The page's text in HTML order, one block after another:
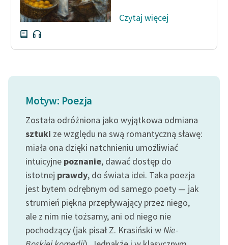
Czytaj więcej
Motyw: Poezja
Została odróżniona jako wyjątkowa odmiana
sztuki ze względu na swą romantyczną sławę:
miała ona dzięki natchnieniu umożliwiać
intuicyjne poznanie, dawać dostęp do
istotnej prawdy, do świata idei. Taka poezja
jest bytem odrębnym od samego poety — jak
strumień piękna przepływający przez niego,
ale z nim nie tożsamy, ani od niego nie
pochodzący (jak pisał Z. Krasiński wNie-